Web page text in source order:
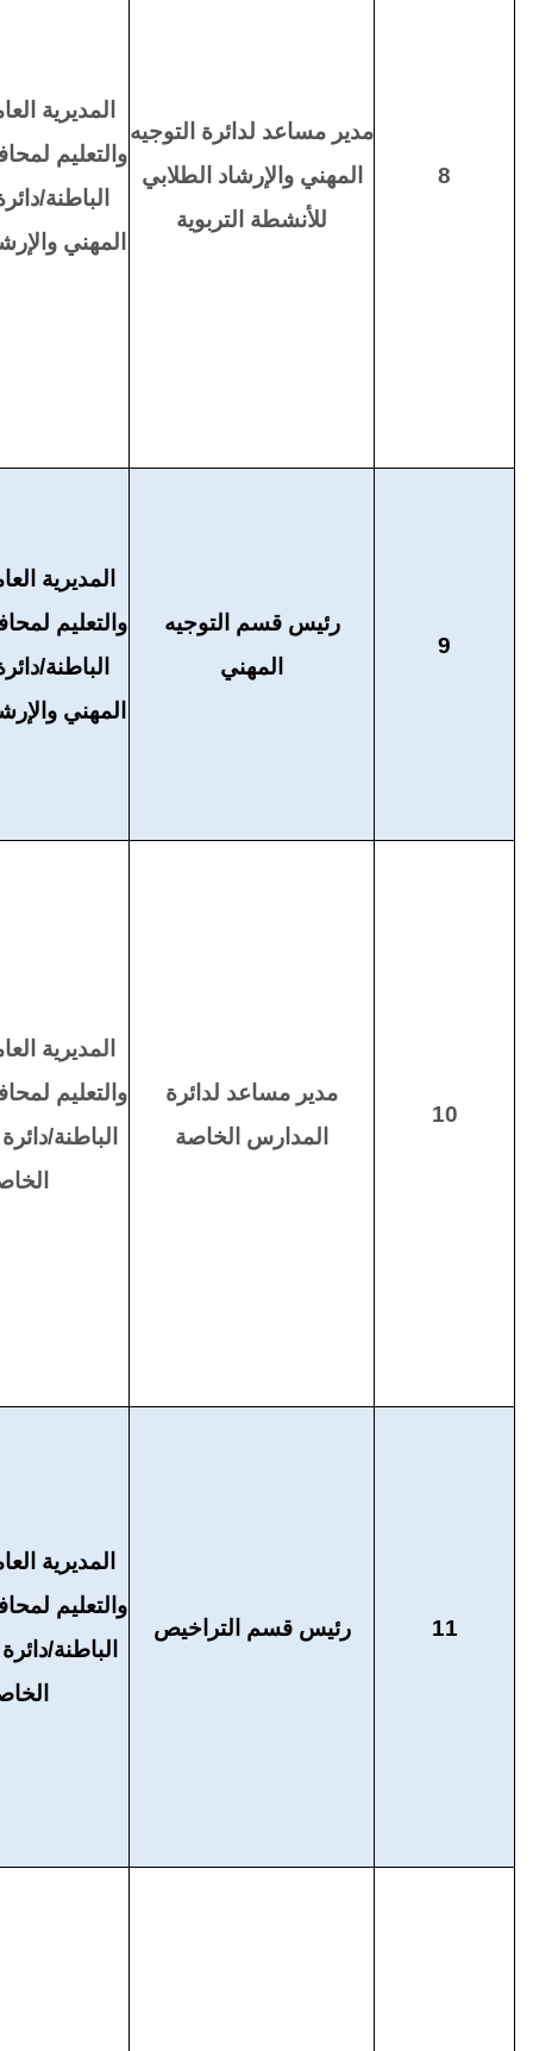
8
مدير مساعد لدائرة التوجيه
المهني والإرشاد الطلابي
للأنشطة التربوية
المديرية
والتعليم
الباطنة/
المهني
9
رئيس قسم التوجيه
المهني
المديرية
والتعليم
الباطنة/
المهني
10
مدير مساعد لدائرة
المدارس الخاصة
المديرية
والتعليم
الباطنة/
11 رئيس قسم التراخيص
المديرية
والتعليم
الباطنة/